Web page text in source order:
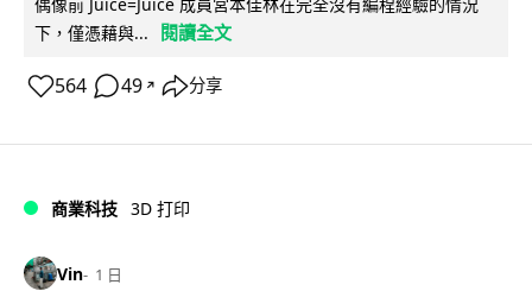
下，僅憑藉與...
閱讀全文
564 49 ↗ 分享
商業科技 3D 打印
Vin 1 日